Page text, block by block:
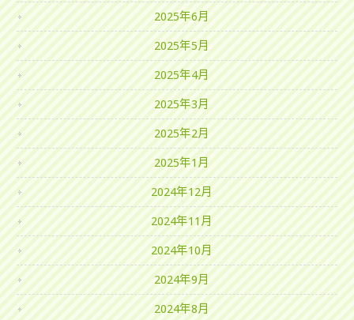
2025年6月
2025年5月
2025年4月
2025年3月
2025年2月
2025年1月
2024年12月
2024年11月
2024年10月
2024年9月
2024年8月